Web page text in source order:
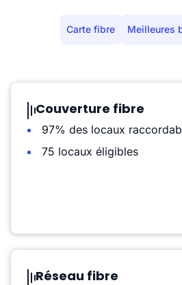
Carte fibre Meilleures
Couverture fibre
97% des locaux
75 locaux éligibles
Réseau fibre